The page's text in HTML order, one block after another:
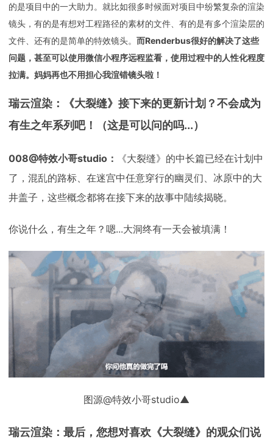
的是项目中的一大助力。就比如很多时候面对项目中纷繁复杂的渲染
镜头，有的是有想对工程路径的素材的文件、有的是有多个渲染层的
文件、还有的是简单的特效镜头。 而Renderbus很好的解决了这些
问题，甚至可以使用微信小程序远程监看，使用过程中的人性化程度
拉满。妈妈再也不用担心我渲错镜头啦！
瑞云渲染：《大裂缝》接下来的更新计划？不会成为
有生之年系列吧！（这是可以问的吗...）
008@特效小哥studio：
《大裂缝》的中长篇已经在计划中
了，混乱的路标、在迷宫中任意穿行的幽灵们、冰原中的大
井盖子，这些概念都将在接下来的故事中陆续揭晓。
你说什么，有生之年？嗯...大洞终有一天会被填满！
图源@特效小哥studio▲
瑞云渲染：最后，您想对喜欢《大裂缝》的观众们说